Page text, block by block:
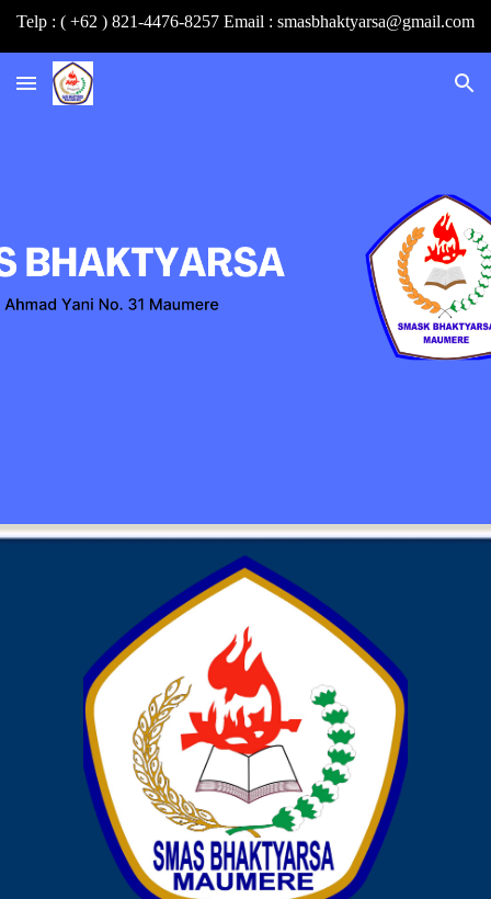
Telp : ( +62 ) 821-4476-8257 Email : smasbhaktyarsa@gmail.com